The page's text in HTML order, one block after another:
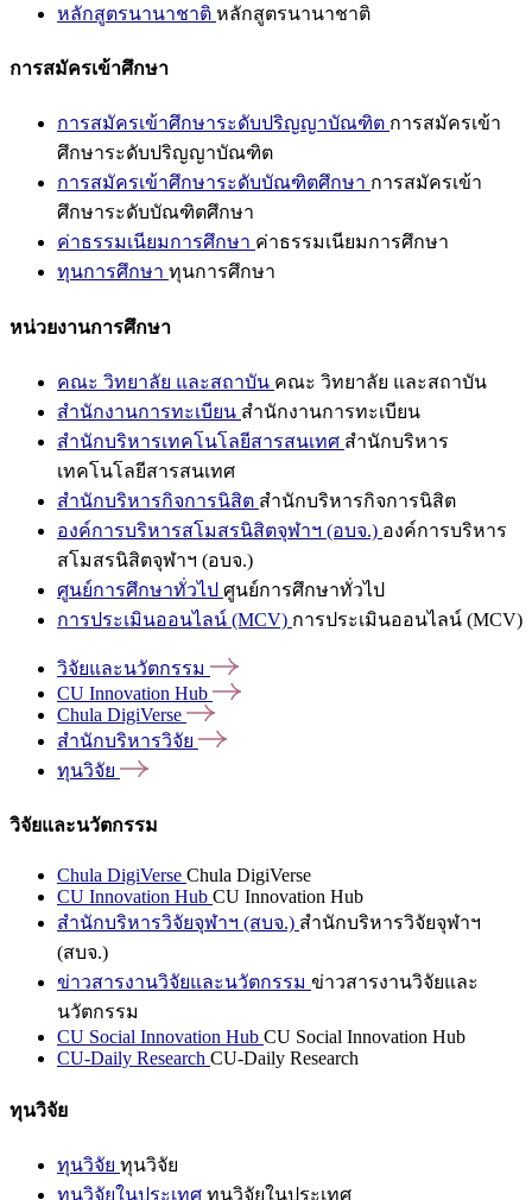
หลักสูตรนานาชาติ หลักสูตรนานาชาติ
การสมัครเข้าศึกษา
การสมัครเข้าศึกษาระดับปริญญาบัณฑิต การสมัครเข้า
ศึกษาระดับปริญญาบัณฑิต
การสมัครเข้าศึกษาระดับบัณฑิตศึกษา การสมัครเข้า
ศึกษาระดับบัณฑิตศึกษา
ค่าธรรมเนียมการศึกษา ค่าธรรมเนียมการศึกษา
ทุนการศึกษา ทุนการศึกษา
หน่วยงานการศึกษา
คณะ วิทยาลัย และสถาบัน คณะ วิทยาลัย และสถาบัน
สำนักงานการทะเบียน สำนักงานการทะเบียน
สำนักบริหารเทคโนโลยีสารสนเทศ สำนักบริหาร
เทคโนโลยีสารสนเทศ
สำนักบริหารกิจการนิสิต สำนักบริหารกิจการนิสิต
องค์การบริหารสโมสรนิสิตจุฬาฯ (อบจ.) องค์การบริหาร
สโมสรนิสิตจุฬาฯ (อบจ.)
ศูนย์การศึกษาทั่วไป ศูนย์การศึกษาทั่วไป
การประเมินออนไลน์ (MCV) การประเมินออนไลน์ (MCV)
วิจัยและนวัตกรรม
CU Innovation Hub
Chula DigiVerse
สำนักบริหารวิจัย
ทุนวิจัย
วิจัยและนวัตกรรม
Chula DigiVerse Chula DigiVerse
CU Innovation Hub CU Innovation Hub
สำนักบริหารวิจัยจุฬาฯ (สบจ.) สำนักบริหารวิจัยจุฬาฯ
(สบจ.)
ข่าวสารงานวิจัยและนวัตกรรม ข่าวสารงานวิจัยและ
นวัตกรรม
CU Social Innovation Hub CU Social Innovation Hub
CU-Daily Research CU-Daily Research
ทุนวิจัย
ทุนวิจัย ทุนวิจัย
ทุนวิจัยในประเทศ ทุนวิจัยในประเทศ